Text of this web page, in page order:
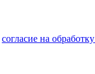
согласие на